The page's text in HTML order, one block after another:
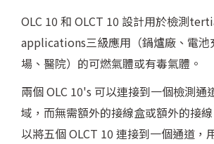
OLC 10 和 OLCT 10 設計用於檢測
applications三級應用（鍋爐廠、電池
場、醫院）的可燃氣體或有毒氣體。
兩個 OLC 10's 可以連接到一個檢測通
域，而無需額外的接線盒或額外的接
以將五個 OLCT 10 連接到一個通道，